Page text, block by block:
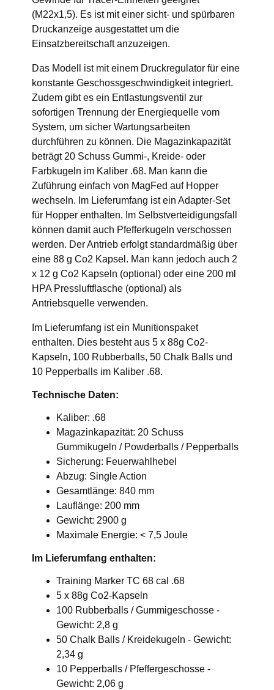
(M22x1,5). Es ist mit einer sicht- und spürbaren
Druckanzeige ausgestattet um die
Einsatzbereitschaft anzuzeigen.
Das Modell ist mit einem Druckregulator für eine
konstante Geschossgeschwindigkeit integriert.
Zudem gibt es ein Entlastungsventil zur
sofortigen Trennung der Energiequelle vom
System, um sicher Wartungsarbeiten
durchführen zu können. Die Magazinkapazität
beträgt 20 Schuss Gummi-, Kreide- oder
Farbkugeln im Kaliber .68. Man kann die
Zuführung einfach von MagFed auf Hopper
wechseln. Im Lieferumfang ist ein Adapter-Set
für Hopper enthalten. Im Selbstverteidigungsfall
können damit auch Pfefferkugeln verschossen
werden. Der Antrieb erfolgt standardmäßig über
eine 88 g Co2 Kapsel. Man kann jedoch auch 2
x 12 g Co2 Kapseln (optional) oder eine 200 ml
HPA Pressluftflasche (optional) als
Antriebsquelle verwenden.
Im Lieferumfang ist ein Munitionspaket
enthalten. Dies besteht aus 5 x 88g Co2-
Kapseln, 100 Rubberballs, 50 Chalk Balls und
10 Pepperballs im Kaliber .68.
Technische Daten:
Kaliber: .68
Magazinkapazität: 20 Schuss
Gummikugeln / Powderballs / Pepperballs
Sicherung: Feuerwahlhebel
Abzug: Single Action
Gesamtlänge: 840 mm
Lauflänge: 200 mm
Gewicht: 2900 g
Maximale Energie: < 7,5 Joule
Im Lieferumfang enthalten:
Training Marker TC 68 cal .68
5 x 88g Co2-Kapseln
100 Rubberballs / Gummigeschosse -
Gewicht: 2,8 g
50 Chalk Balls / Kreidekugeln - Gewicht:
2,34 g
10 Pepperballs / Pfeffergeschosse -
Gewicht: 2,06 g